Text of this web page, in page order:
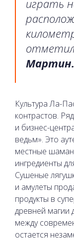
играть
Мартин.
Культура Ла-
контрастов.
и бизнес-
ведьм». Это
местные
ингредиенты
Сушеные
и амулеты
продукты в
древней магии
между
остается